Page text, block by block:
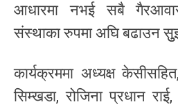
आधारमा नभई सबै
संस्थाका रुपमा अघि बढाउन
कार्यक्रममा अध्यक्ष
सिम्खडा, रोजिना प्रधान